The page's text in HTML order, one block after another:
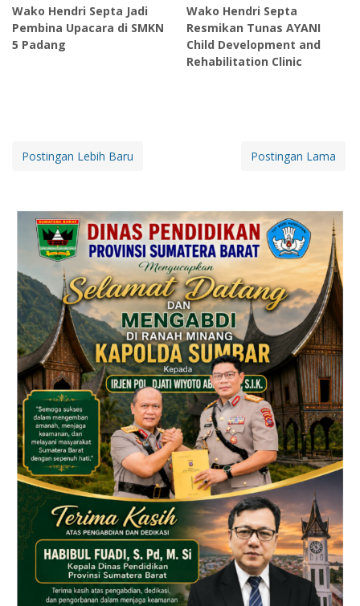
Wako Hendri Septa Jadi
Pembina Upacara di SMKN
5 Padang
Wako Hendri Septa
Resmikan Tunas AYANI
Child Development and
Rehabilitation Clinic
Postingan Lebih Baru Postingan Lama